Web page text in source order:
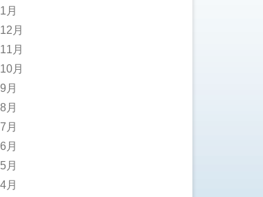
月
月
月
月
月
月
月
月
月
月